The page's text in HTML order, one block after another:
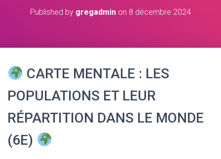
Published by gregadmin on 8 décembre 2024
CARTE MENTALE : LES
POPULATIONS ET LEUR
RÉPARTITION DANS LE MONDE
(6E)